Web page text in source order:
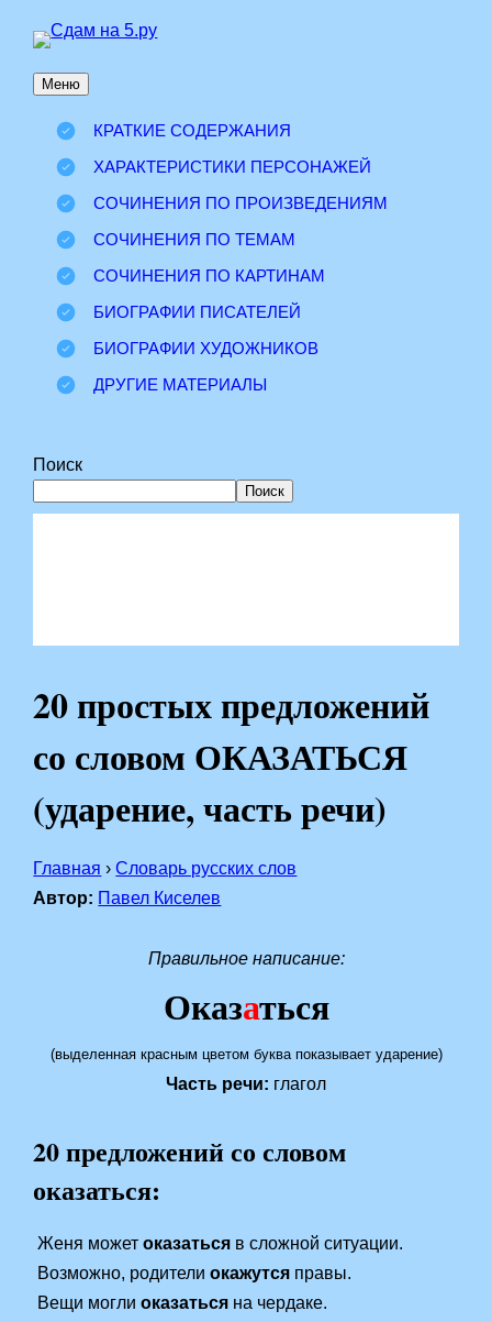
Перейти
содержимому
Меню
КРАТКИЕ СОДЕРЖАНИЯ
ХАРАКТЕРИСТИКИ ПЕРСОНАЖЕЙ
СОЧИНЕНИЯ ПО ПРОИЗВЕДЕНИЯМ
СОЧИНЕНИЯ ПО ТЕМАМ
СОЧИНЕНИЯ ПО КАРТИНАМ
БИОГРАФИИ ПИСАТЕЛЕЙ
БИОГРАФИИ ХУДОЖНИКОВ
ДРУГИЕ МАТЕРИАЛЫ
Поиск
Поиск
20 простых предложений
со словом ОКАЗАТЬСЯ
(ударение, часть речи)
Главная › Словарь русских слов
Автор: Павел Киселев
Правильное написание:
Оказаться
(выделенная красным цветом буква показывает ударение)
Часть речи: глагол
20 предложений со словом
оказаться:
Женя можетоказаться в сложной ситуации.
Возможно, родителиокажутся правы.
Вещи моглиоказаться на чердаке.